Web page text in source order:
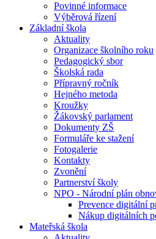
Povinné informace
Výběrová řízení
Základní škola
Aktuality
Organizace školního roku
Pedagogický sbor
Školská rada
Přípravný ročník
Hejného metoda
Kroužky
Žákovský parlament
Dokumenty ZŠ
Formuláře ke stažení
Fotogalerie
Kontakty
Zvonění
Partnerství školy
NPO - Národní plán
Prevence digitální
Nákup digitálních
Mateřská škola